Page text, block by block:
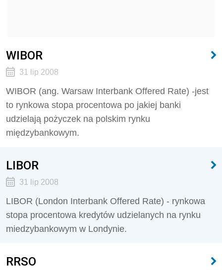
WIBOR
31 lip 2008
WIBOR (ang. Warsaw Interbank Offered Rate) -jest
to rynkowa stopa procentowa po jakiej banki
udzielają pożyczek na polskim rynku
międzybankowym.
LIBOR
31 lip 2008
LIBOR (London Interbank Offered Rate) - rynkowa
stopa procentowa kredytów udzielanych na rynku
miedzybankowym w Londynie.
RRSO